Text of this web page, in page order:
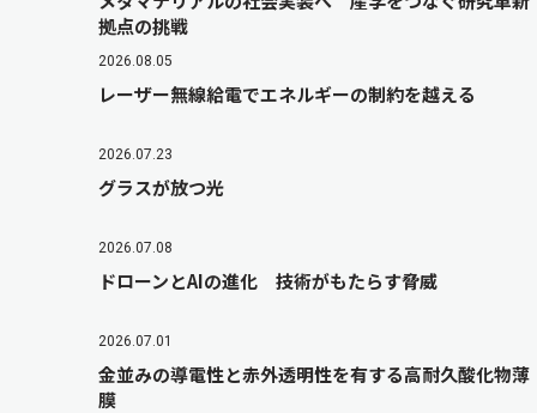
拠点の挑戦
2026.08.05
レーザー無線給電でエネルギーの制約を越える
2026.07.23
グラスが放つ光
2026.07.08
ドローンとAIの進化 技術がもたらす脅威
2026.07.01
金並みの導電性と赤外透明性を有する高耐久酸化物薄
膜